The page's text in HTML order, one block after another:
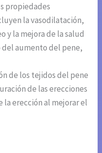
propiedades
la vasodilatación,
y la mejora de la salud
del aumento del pene,
de los tejidos del pene
de las erecciones
erección al mejorar el